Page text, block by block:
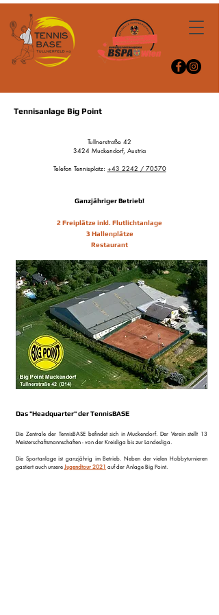
Tennisanlage Big Point
Tullnerstraße 42
3424 Muckendorf, Austria
Telefon Tennisplatz: +43 2242 / 70570
Ganzjähriger Betrieb!
2 Freiplätze inkl. Flutlichtanlage
3 Hallenplätze
Restaurant
Das "Headquarter" der TennisBASE​
Die Zentrale der TennisBASE befindet sich in Muckendorf. Der Verein stellt 13
Meisterschaftsmannschaften - von der Kreisliga bis zur Landesliga.
Die Sportanlage ist ganzjährig im Betrieb. Neben der vielen Hobbyturnieren
gastiert auch unsere Jugendtour 2021 auf der Anlage Big Point.